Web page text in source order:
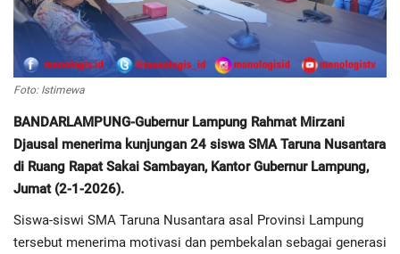
Regional
Pendidikan
Ekonomi
Olahraga
Wisata
Foto: Istimewa
BANDARLAMPUNG-Gubernur Lampung Rahmat Mirzani
Djausal menerima kunjungan 24 siswa SMA Taruna Nusantara
di Ruang Rapat Sakai Sambayan, Kantor Gubernur Lampung,
Jumat (2-1-2026).
Siswa-siswi SMA Taruna Nusantara asal Provinsi Lampung
tersebut menerima motivasi dan pembekalan sebagai generasi